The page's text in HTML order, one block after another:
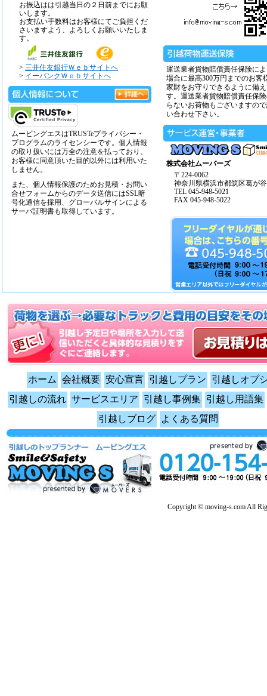
お振込はは引越当日の２日前までにお願
いします。
お支払い手数料はお客様にてご負担くだ
さいますよう、よろしくお願いいたしま
す。
> 三井住友銀行Ｗｅｂサイトへ
> イーバンクＷｅｂサイトへ
ムービングエスはTRUSTeプライバシー・
プログラムのライセンシーです。個人情報
の取り扱いには万全の注意を払っており、
お客様に同意頂いた目的以外には利用いた
しません。
また、個人情報保護のためお見積・お問い
合せフォームからのデータ送信にはSSL暗
号化通信を採用、グローバルサインによる
サーバ証明書も取得しています。
運送業者貨物賠償責任保険に
場合に最高300万円までのお客
家財をお守りできるように備
す。運送業者貨物賠償責任保
らないお荷物もございますの
い合わせ下さい。
株式会社ムーバーズ
〒224-0062
神奈川県横浜市都筑区葛が
TEL 045-948-5021
FAX 045-948-5022
ホーム 会社概要 安心宣言 引越しプラン
引越しオプ
引越しの流れ サービスエリア 引越し事例集 引越し用語集
引越しブログ
よくある質問
Copyright © moving-s.com All